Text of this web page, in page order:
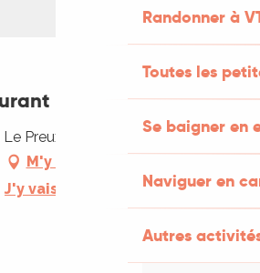
Randonner à
Toutes les
Se baigner en
Naviguer en
Autres
Le Lion d'Or
Preux, 46500 Rocamadour
M'y rendre
J'y vais en train !